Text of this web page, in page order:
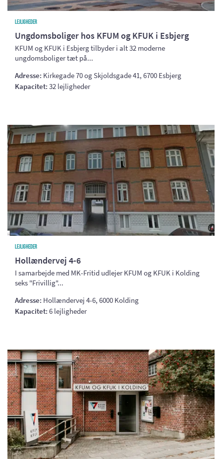
Lejligheder
Ungdomsboliger hos KFUM og KFUK i Esbjerg
KFUM og KFUK i Esbjerg tilbyder i alt 32 moderne
ungdomsboliger tæt på...
Adresse: Kirkegade 70 og Skjoldsgade 41, 6700 Esbjerg
Kapacitet: 32 lejligheder
Lejligheder
Hollændervej 4-6
I samarbejde med MK-Fritid udlejer KFUM og KFUK i Kolding
seks "Frivillig"...
Adresse: Hollændervej 4-6, 6000 Kolding
Kapacitet: 6 lejligheder